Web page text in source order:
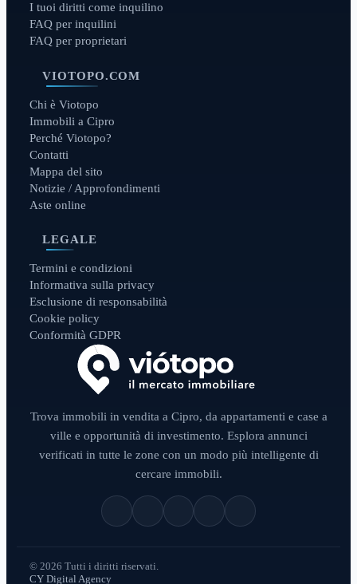
I tuoi diritti come inquilino
FAQ per inquilini
FAQ per proprietari
VIOTOPO.COM
Chi è Viotopo
Immobili a Cipro
Perché Viotopo?
Contatti
Mappa del sito
Notizie / Approfondimenti
Aste online
LEGALE
Termini e condizioni
Informativa sulla privacy
Esclusione di responsabilità
Cookie policy
Conformità GDPR
Trova immobili in vendita a Cipro, da appartamenti e case a
ville e opportunità di investimento. Esplora annunci
verificati in tutte le zone con un modo più intelligente di
cercare immobili.
© 2026 Tutti i diritti riservati.
CY Digital Agency